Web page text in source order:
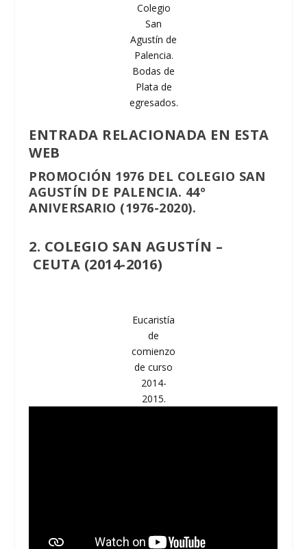
Colegio
San
Agustín de
Palencia.
Bodas de
Plata de
egresados.
ENTRADA RELACIONADA EN ESTA
WEB
PROMOCIÓN 1976 DEL COLEGIO SAN
AGUSTÍN DE PALENCIA. 44º
ANIVERSARIO (1976-2020).
2. COLEGIO SAN AGUSTÍN –
CEUTA (2014-2016)
Eucaristía
de
comienzo
de curso
2014-
2015.